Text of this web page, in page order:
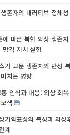
존자의 내러티브 정체성
에 따른 복합 외상 생존자
망각 지시 실험
가 고문 생존자의 만성 복
치는 영향
인식과 대응: 외상 회복
색
기억표상의 특성과 외상
계